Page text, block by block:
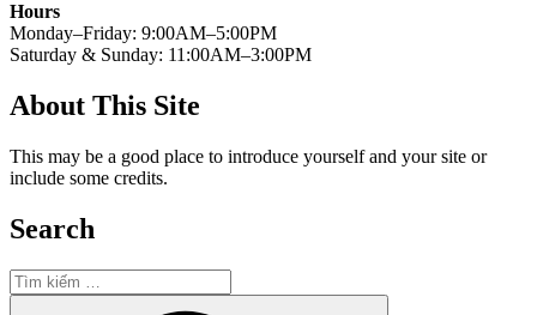
Hours
Monday–Friday: 9:00AM–5:00PM
Saturday & Sunday: 11:00AM–3:00PM
About This Site
This may be a good place to introduce yourself and your site or
include some credits.
Search
Tìm
kiếm: